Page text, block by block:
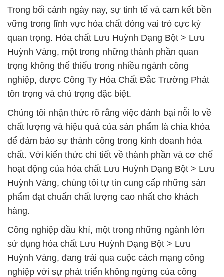
Trong bối cảnh ngày nay, sự tinh tế và cam kết bền
vững trong lĩnh vực hóa chất đóng vai trò cực kỳ
quan trọng. Hóa chất Lưu Huỳnh Dạng Bột > Lưu
Huỳnh Vàng, một trong những thành phần quan
trọng không thể thiếu trong nhiều ngành công
nghiệp, được Công Ty Hóa Chất Đắc Trường Phát
tôn trọng và chú trọng đặc biệt.
Chúng tôi nhận thức rõ rằng việc đánh bại nỗi lo về
chất lượng và hiệu quả của sản phẩm là chìa khóa
để đảm bảo sự thành công trong kinh doanh hóa
chất. Với kiến thức chi tiết về thành phần và cơ chế
hoạt động của hóa chất Lưu Huỳnh Dạng Bột > Lưu
Huỳnh Vàng, chúng tôi tự tin cung cấp những sản
phẩm đạt chuẩn chất lượng cao nhất cho khách
hàng.
Công nghiệp dầu khí, một trong những ngành lớn
sử dụng hóa chất Lưu Huỳnh Dạng Bột > Lưu
Huỳnh Vàng, đang trải qua cuộc cách mạng công
nghiệp với sự phát triển không ngừng của công